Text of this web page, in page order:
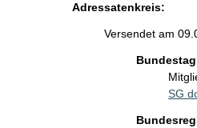
Adressatenkreis:
Versendet am
Bundestag
SG